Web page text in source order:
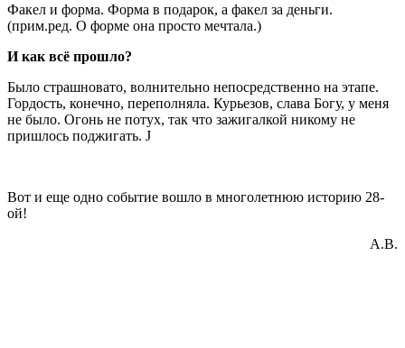
Факел и форма. Форма в подарок, а факел за деньги.
(прим.ред. О форме она просто мечтала.)
И как всё прошло?
Было страшновато, волнительно непосредственно на этапе.
Гордость, конечно, переполняла. Курьезов, слава Богу, у меня
не было. Огонь не потух, так что зажигалкой никому не
пришлось поджигать. J
Вот и еще одно событие вошло в многолетнюю историю 28-
ой!
А.В.